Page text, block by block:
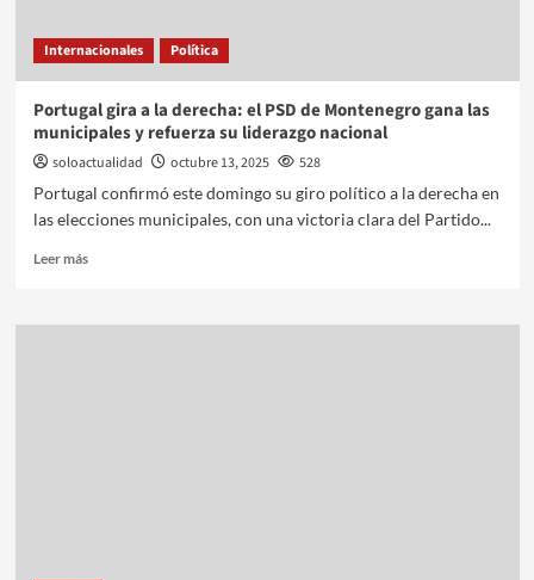
Internacionales Política
Portugal gira a la derecha: el PSD de Montenegro gana las
municipales y refuerza su liderazgo nacional
soloactualidad octubre 13, 2025
528
Portugal confirmó este domingo su giro político a la derecha en
las elecciones municipales, con una victoria clara del Partido...
Leer más